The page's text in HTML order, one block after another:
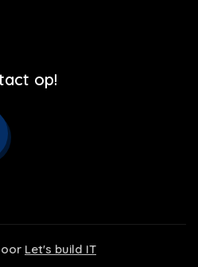
op!
Let's build IT